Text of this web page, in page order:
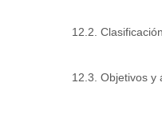
12.2.
12.3. Objetivos y